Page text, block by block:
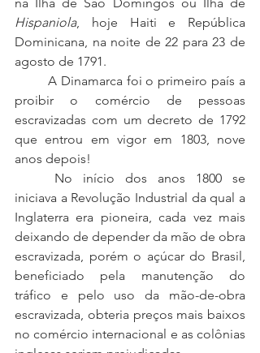
Hispaniola, hoje Haiti e República
Dominicana, na noite de 22 para 23 de
agosto de 1791.
proibir o comércio de pessoas
escravizadas com um decreto de 1792
que entrou em vigor em 1803, nove
anos depois!
iniciava a Revolução Industrial da qual a
Inglaterra era pioneira, cada vez mais
deixando de depender da mão de obra
escravizada, porém o açúcar do Brasil,
beneficiado pela manutenção do
tráfico e pelo uso da mão-de-obra
escravizada, obteria preços mais baixos
no comércio internacional e as colônias